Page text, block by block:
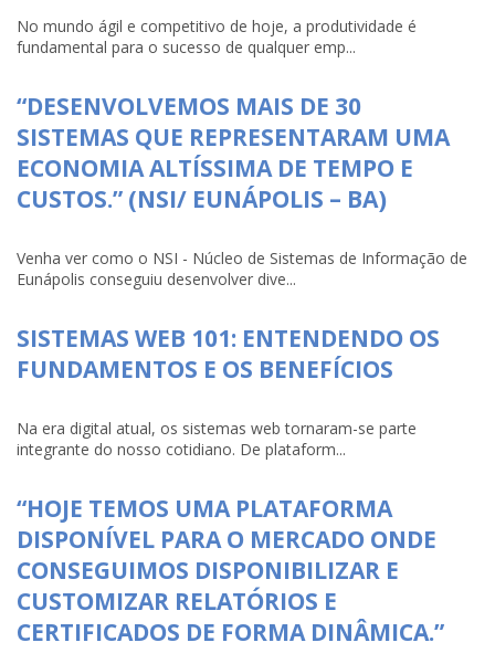
No mundo ágil e competitivo de hoje, a produtividade é
fundamental para o sucesso de qualquer emp...
“DESENVOLVEMOS MAIS DE 30
SISTEMAS QUE REPRESENTARAM UMA
ECONOMIA ALTÍSSIMA DE TEMPO E
CUSTOS.” (NSI/ EUNÁPOLIS – BA)
Venha ver como o NSI - Núcleo de Sistemas de Informação de
Eunápolis conseguiu desenvolver dive...
SISTEMAS WEB 101: ENTENDENDO OS
FUNDAMENTOS E OS BENEFÍCIOS
Na era digital atual, os sistemas web tornaram-se parte
integrante do nosso cotidiano. De plataform...
“HOJE TEMOS UMA PLATAFORMA
DISPONÍVEL PARA O MERCADO ONDE
CONSEGUIMOS DISPONIBILIZAR E
CUSTOMIZAR RELATÓRIOS E
CERTIFICADOS DE FORMA DINÂMICA.”